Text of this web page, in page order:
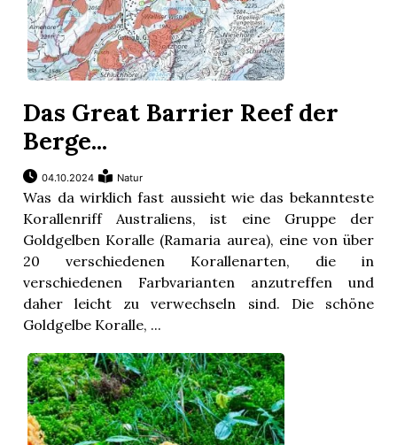
Das Great Barrier Reef der
Berge...
04.10.2024 Natur
Was da wirklich fast aussieht wie das bekannteste
Korallenriff Australiens, ist eine Gruppe der
Goldgelben Koralle (Ramaria aurea), eine von über
20 verschiedenen Korallenarten, die in
verschiedenen Farbvarianten anzutreffen und
daher leicht zu verwechseln sind. Die schöne
Goldgelbe Koralle, ...